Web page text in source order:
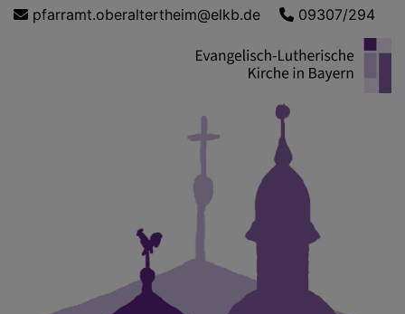
Direktpfarramt.oberaltertheim@elkb.de 09307/294